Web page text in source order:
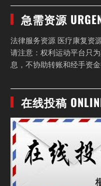
急需资源
法律服务资源 医疗康复资
请注意：权利运动平台只
息，不协助转账和经手资
在线投稿